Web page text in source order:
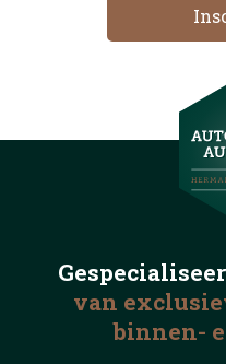
van
binnen-